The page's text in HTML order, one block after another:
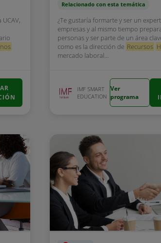
Relacionado con esta temática
¿Te gustaría formarte y ser un
empresas y al mismo tiempo
personas y ser parte de un área
como es la dirección de Recursos
mercado laboral...
IMF SMART
EDUCATION
Ver
programa